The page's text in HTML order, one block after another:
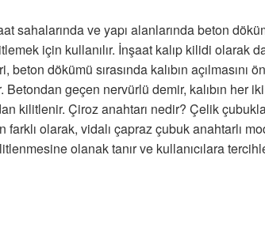
sahalarında ve yapı alanlarında beton
için kullanılır. İnşaat kalıp kilidi olarak
dökümü sırasında kalıbın açılmasını
Betondan geçen nervürlü demir, kalıbın her
kilitlenir. Çiroz anahtarı nedir? Çelik
olarak, vidalı çapraz çubuk anahtarlı
olanak tanır ve kullanıcılara